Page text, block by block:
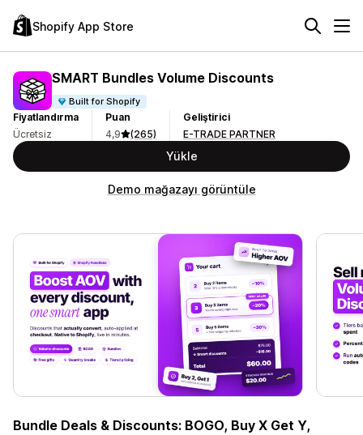
Shopify App Store
SMART Bundles Volume Discounts
Built for Shopify
Fiyatlandırma
Ücretsiz
Puan
4,9
(265)
Geliştirici
E-TRADE PARTNER
Yükle
Demo mağazayı görüntüle
Bundle Deals & Discounts: BOGO, Buy X Get Y,